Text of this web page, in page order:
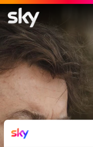
Mia Madre